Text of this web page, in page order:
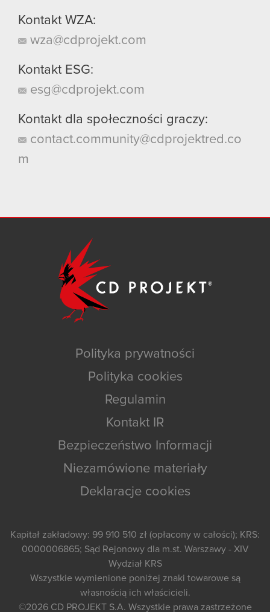
Kontakt WZA:
wza@cdprojekt.com
Kontakt ESG:
esg@cdprojekt.com
Kontakt dla społeczności graczy:
contact.community@cdprojektred.co
m
Polityka prywatności
Polityka cookies
Regulamin
Kontakt IR
Bezpieczeństwo Informacji
Niezamówione materiały
Deklaracje cookies
Kapitał zakładowy: 99 910 510 zł (opłacony w całości); KRS:
0000006865; Sąd Rejonowy dla m.st. Warszawy - XIV
Wydział KRS
Wszystkie wymienione poniżej znaki towarowe są
własnością ich właścicieli.
©2026 CD PROJEKT S.A. Wszystkie prawa zastrzeżone